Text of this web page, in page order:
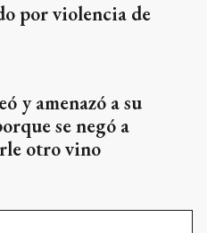
por violencia de
y amenazó a su
se negó a
otro vino